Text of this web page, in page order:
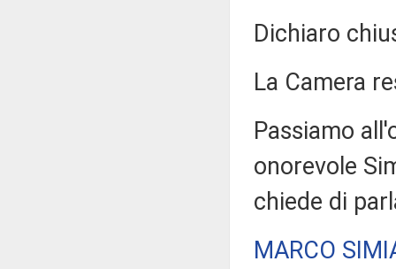
Dichiaro
La Camera
Passiamo
onorevole
chiede di
MARCO